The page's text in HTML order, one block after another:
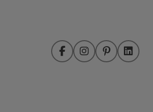
FacebookInstagramPinterestLinkedIn